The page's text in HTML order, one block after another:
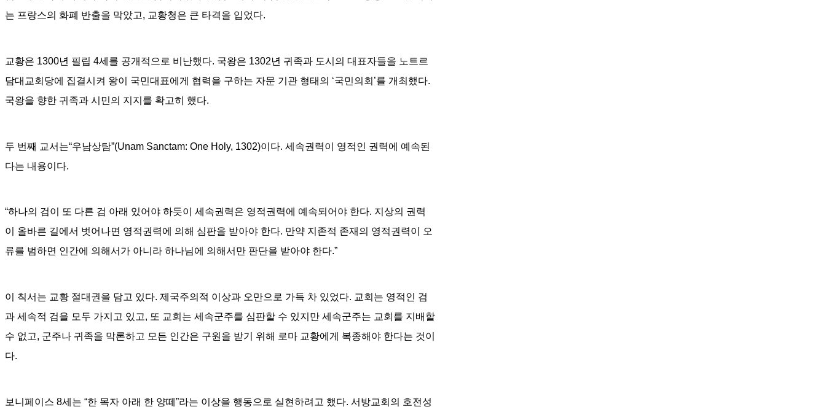
는 프랑스의 화폐 반출을 막았고, 교황청은 큰 타격을 입었다.
교황은 1300년 필립 4세를 공개적으로 비난했다. 국왕은 1302년 귀족과 도시의 대표자들을 노트르
담대교회당에 집결시켜 왕이 국민대표에게 협력을 구하는 자문 기관 형태의 ‘국민의회 ’를 개최했다.
국왕을 향한 귀족과 시민의 지지를 확고히 했다.
두 번째 교서는“우남상탐”(Unam Sanctam: One Holy, 1302)이다. 세속권력이 영적인 권력에 예속된
다는 내용이다.
“하나의 검이 또 다른 검 아래 있어야 하듯이 세속권력은 영적권력에 예속되어야 한다. 지상의 권력
이 올바른 길에서 벗어나면 영적권력에 의해 심판을 받아야 한다. 만약 지존적 존재의 영적권력이 오
류를 범하면 인간에 의해서가 아니라 하나님에 의해서만 판단을 받아야 한다.”
이 칙서는 교황 절대권을 담고 있다. 제국주의적 이상과 오만으로 가득 차 있었다. 교회는 영적인 검
과 세속적 검을 모두 가지고 있고, 또 교회는 세속군주를 심판할 수 있지만 세속군주는 교회를 지배할
수 없고, 군주나 귀족을 막론하고 모든 인간은 구원을 받기 위해 로마 교황에게 복종해야 한다는 것이
다.
보니페이스 8세는 “한 목자 아래 한 양떼 ”라는 이상을 행동으로 실현하려고 했다. 서방교회의 호전성